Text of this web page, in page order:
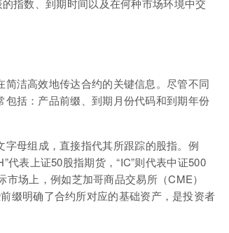
指数、到期时间以及在何种市场环境中交
洁高效地传达合约的关键信息。尽管不同
括：产品前缀、到期月份代码和到期年份
字母组成，直接指代其所跟踪的股指。例
代表上证50股指期货，“IC”则代表中证500
场上，例如芝加哥商品交易所（CME）
缀明确了合约所对应的基础资产，是投资者